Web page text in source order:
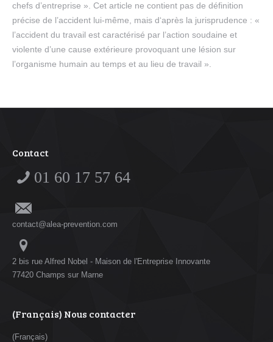
chefs d’entreprise ». Cet article ne contient pas de définition
précise de l’accident lui-même, mais d‘après la jurisprudence : «
l’accident du travail est caractérisé par l’action soudaine et
violente d’une cause extérieure provoquant une lésion sur
l’organisme humain au temps et au lieu de travail ».
Contact
01 60 17 57 64
contact@alea-prevention.com
2 bis rue Alfred Nobel - Maison de l'Entreprise Innovante
77420 Champs sur Marne
(Français) Nous contacter
(Français)